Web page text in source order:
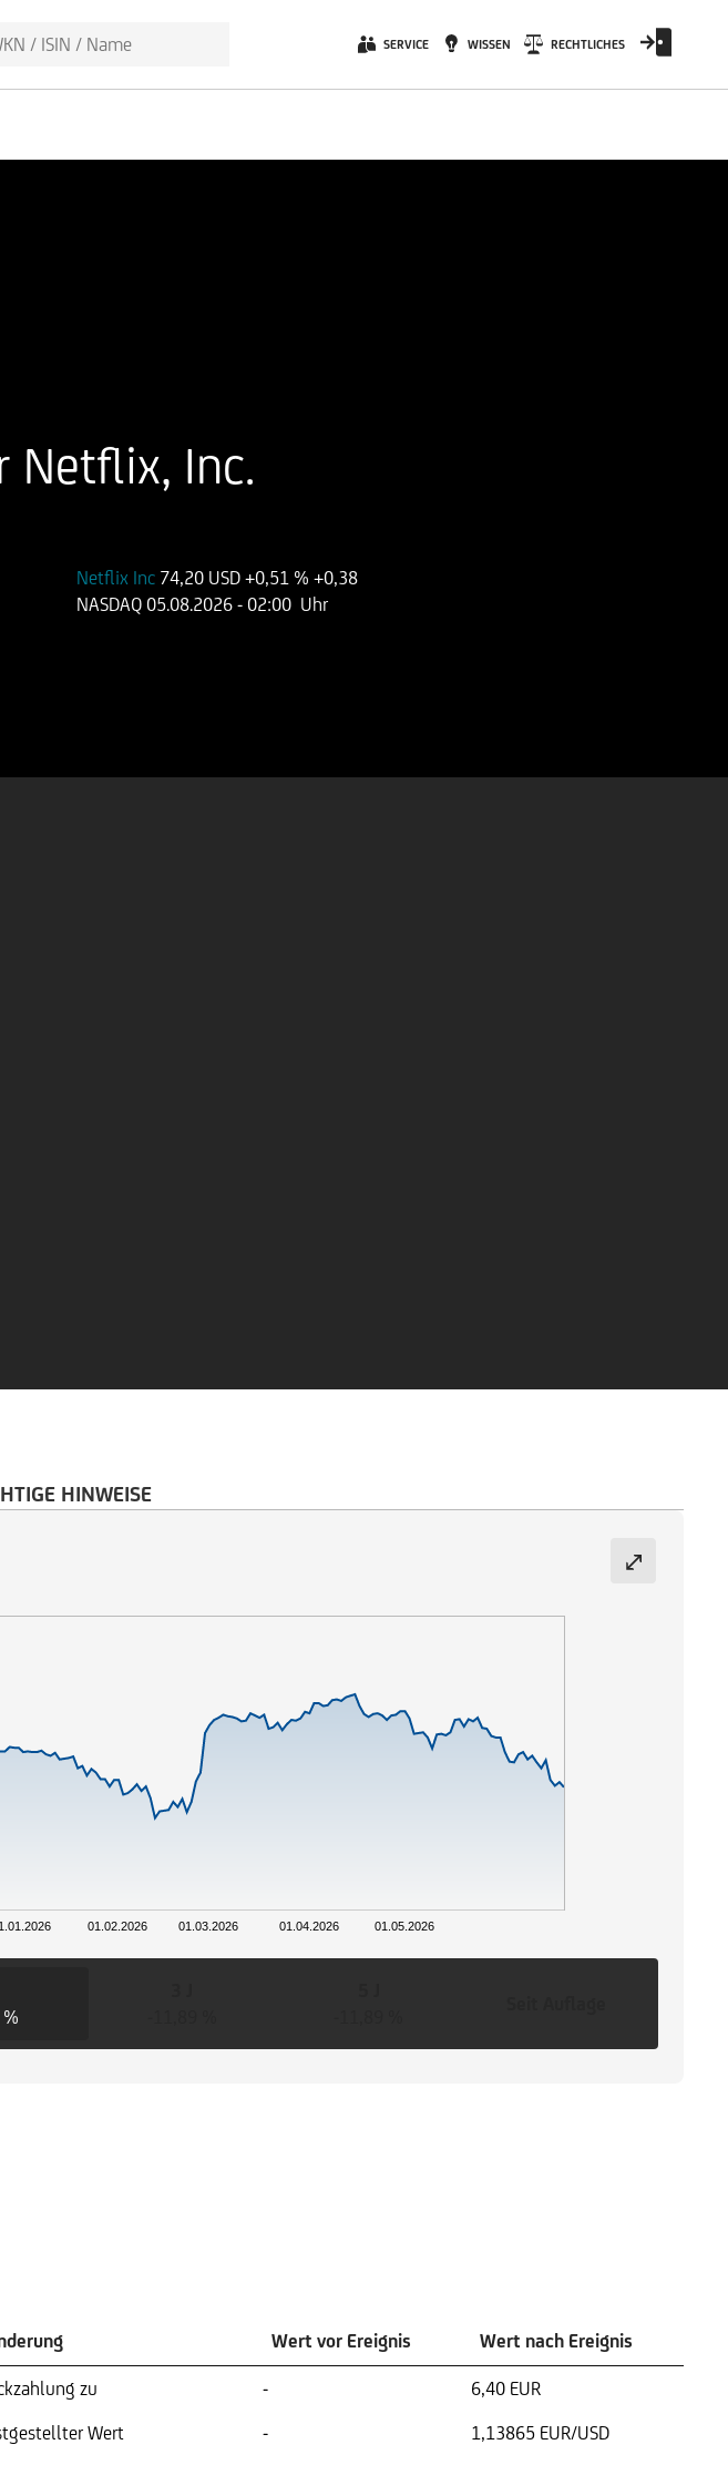
SERVICE WISSEN RECHTLICHES
Netflix, Inc.
Netflix Inc 74,20 USD +0,51 %+0,38
NASDAQ 05.08.2026 - 02:00 Uhr
HINWEISE
01.02.2026 01.03.2026 01.04.2026 01.05.2026
Wert vor Ereignis Wert nach Ereignis
zu -
6,40 EUR
Wert -
1,13865 EUR/USD